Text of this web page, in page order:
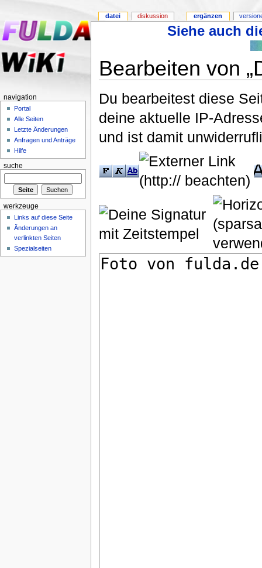
Siehe auch
Bearbeiten von
Du bearbeitest diese
deine aktuelle IP-
und ist damit
datei diskussion ergänzen
navigation
Portal
Alle Seiten
Letzte Änderungen
Anfragen und Anträge
Hilfe
suche
werkzeuge
Links auf diese Seite
Änderungen an
verlinkten Seiten
Spezialseiten